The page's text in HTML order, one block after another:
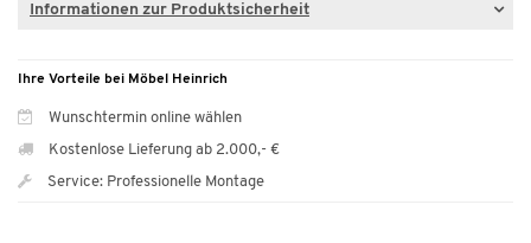
Informationen zur Produktsicherheit
Ihre Vorteile bei Möbel Heinrich
Wunschtermin online wählen
Kostenlose Lieferung ab 2.000,- €
Service: Professionelle Montage